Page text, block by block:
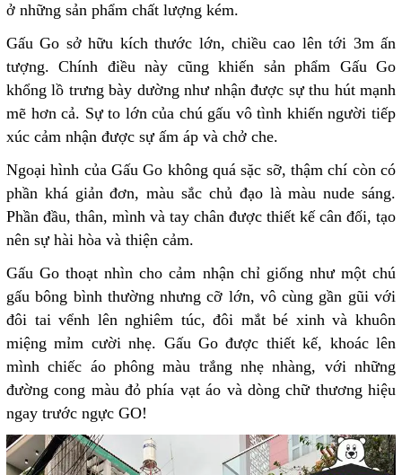
ở những sản phẩm chất lượng kém.
Gấu Go sở hữu kích thước lớn, chiều cao lên tới 3m ấn
tượng. Chính điều này cũng khiến sản phẩm Gấu Go
khổng lồ trưng bày dường như nhận được sự thu hút mạnh
mẽ hơn cả. Sự to lớn của chú gấu vô tình khiến người tiếp
xúc cảm nhận được sự ấm áp và chở che.
Ngoại hình của Gấu Go không quá sặc sỡ, thậm chí còn có
phần khá giản đơn, màu sắc chủ đạo là màu nude sáng.
Phần đầu, thân, mình và tay chân được thiết kế cân đối, tạo
nên sự hài hòa và thiện cảm.
Gấu Go thoạt nhìn cho cảm nhận chỉ giống như một chú
gấu bông bình thường nhưng cỡ lớn, vô cùng gần gũi với
đôi tai vểnh lên nghiêm túc, đôi mắt bé xinh và khuôn
miệng mỉm cười nhẹ. Gấu Go được thiết kế, khoác lên
mình chiếc áo phông màu trắng nhẹ nhàng, với những
đường cong màu đỏ phía vạt áo và dòng chữ thương hiệu
ngay trước ngực GO!